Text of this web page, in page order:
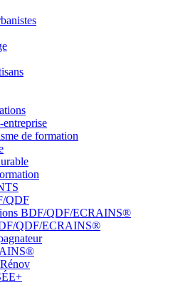
de formation
QDF
BDF/QDF/ECRAINS®
QDF/ECRAINS®